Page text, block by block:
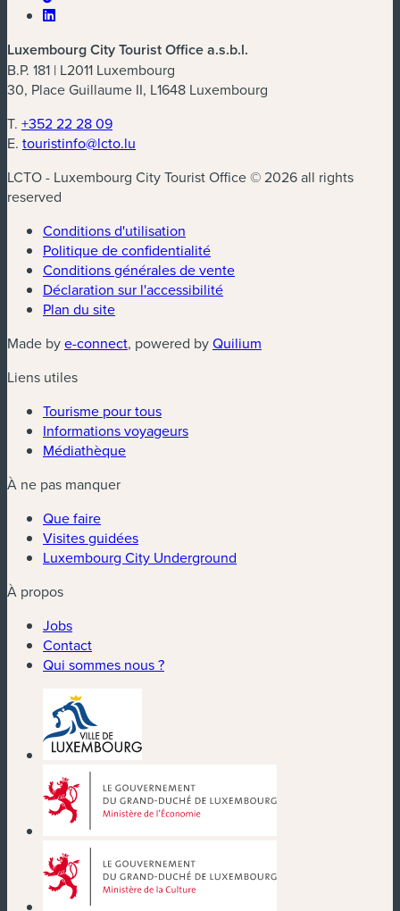
Luxembourg City Tourist Office a.s.b.l.
B.P. 181 | L2011 Luxembourg
30, Place Guillaume II, L1648 Luxembourg
T. +352 22 28 09
E. touristinfo@lcto.lu
LCTO - Luxembourg City Tourist Office © 2026 all rights
reserved
Conditions d'utilisation
Politique de confidentialité
Conditions générales de vente
Déclaration sur l'accessibilité
Plan du site
Made bye-connect(nouvelle fenêtre)
, powered byQuilium
Liens utiles
Tourisme pour tous
Informations voyageurs
Médiathèque
À ne pas manquer
Que faire
Visites guidées
Luxembourg City Underground
À propos
Jobs
Contact
Qui sommes nous ?